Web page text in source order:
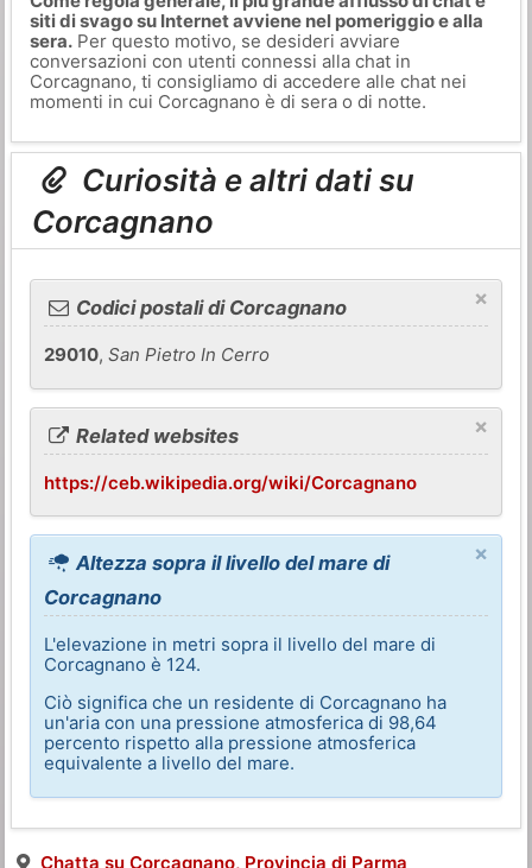
siti di svago su Internet avviene nel pomeriggio e alla
sera.Per questo motivo, se desideri avviare
conversazioni con utenti connessi alla chat in
Corcagnano, ti consigliamo di accedere alle chat nei
momenti in cui Corcagnano è di sera o di notte.
Curiosità e altri dati su
Corcagnano
×
Codici postali di Corcagnano
29010,San Pietro In Cerro
×
Related websites
https://ceb.wikipedia.org/wiki/Corcagnano
×
Altezza sopra il livello del mare di
Corcagnano
L'elevazione in metri sopra il livello del mare di
Corcagnano è 124.
Ciò significa che un residente di Corcagnano ha
un'aria con una pressione atmosferica di 98,64
percento rispetto alla pressione atmosferica
equivalente a livello del mare.
Chatta su Corcagnano, Provincia di Parma